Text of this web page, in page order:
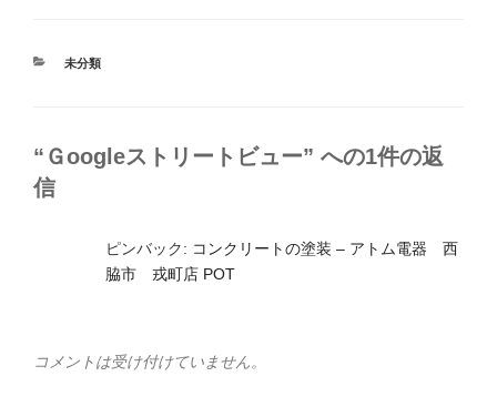
カ
未分類
“Ｇoogleストリートビュー” への1件の返
信
ピンバック: コンクリートの塗装 – アトム電器 西
脇市 戎町店 POT
コメントは受け付けていません。